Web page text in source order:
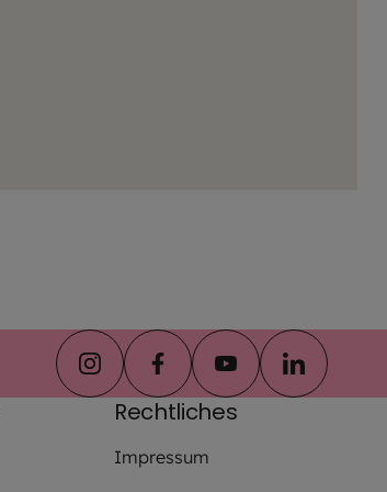
instagramfacebookyoutubelinkedin
Rechtliches
Impressum